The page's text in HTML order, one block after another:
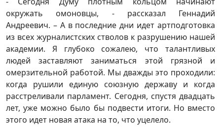
окружать омоновцы, - рассказал Геннадий
Андреевич. – А в последние дни идет артподготовка
из всех журналистских стволов к разрушению нашей
академии. Я глубоко сожалею, что талантливых
людей заставляют заниматься этой грязной и
омерзительной работой. Мы дважды это проходили:
когда рушили единую союзную державу и когда
расстреливали парламент. Сегодня, спустя двадцать
лет, уже можно было бы подвести итоги. Но вместо
этого идет новая атака на то, что уцелело.